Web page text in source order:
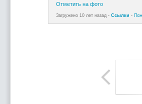
Отметить на фото
Загружено 10 лет назад - Ссылки -